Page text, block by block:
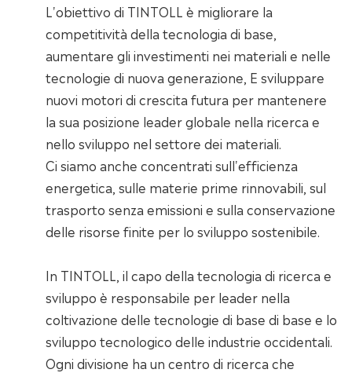
L'obiettivo di TINTOLL è migliorare la
competitività della tecnologia di base,
aumentare gli investimenti nei materiali e nelle
tecnologie di nuova generazione, E sviluppare
nuovi motori di crescita futura per mantenere
la sua posizione leader globale nella ricerca e
nello sviluppo nel settore dei materiali.
Ci siamo anche concentrati sull'efficienza
energetica, sulle materie prime rinnovabili, sul
trasporto senza emissioni e sulla conservazione
delle risorse finite per lo sviluppo sostenibile.
In TINTOLL, il capo della tecnologia di ricerca e
sviluppo è responsabile per leader nella
coltivazione delle tecnologie di base di base e lo
sviluppo tecnologico delle industrie occidentali.
Ogni divisione ha un centro di ricerca che